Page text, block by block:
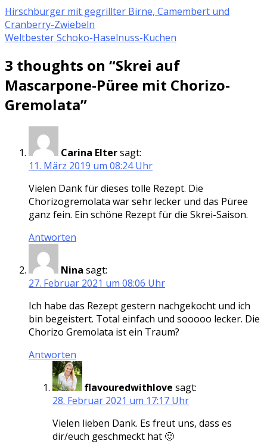
Hirschburger mit gegrillter Birne, Camembert und
Cranberry-Zwiebeln
Weltbester Schoko-Haselnuss-Kuchen
3 thoughts on “Skrei auf
Mascarpone-Püree mit Chorizo-
Gremolata”
Carina Eltersagt:
11. März 2019 um 08:24 Uhr
Vielen Dank für dieses tolle Rezept. Die
Chorizogremolata war sehr lecker und das Püree
ganz fein. Ein schöne Rezept für die Skrei-Saison.
Antworten
Nina sagt:
27. Februar 2021 um 08:06 Uhr
Ich habe das Rezept gestern nachgekocht und ich
bin begeistert. Total einfach und sooooo lecker. Die
Chorizo Gremolata ist ein Traum?
Antworten
flavouredwithlove sagt:
28. Februar 2021 um 17:17 Uhr
Vielen lieben Dank. Es freut uns, dass es
dir/euch geschmeckt hat 🙂